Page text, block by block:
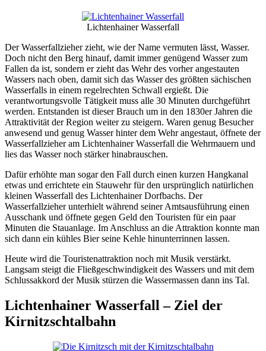
Lichtenhainer Wasserfall
Der Wasserfallzieher zieht, wie der Name vermuten lässt, Wasser.
Doch nicht den Berg hinauf, damit immer genügend Wasser zum
Fallen da ist, sondern er zieht das Wehr des vorher angestauten
Wassers nach oben, damit sich das Wasser des größten sächischen
Wasserfalls in einem regelrechten Schwall ergießt. Die
verantwortungsvolle Tätigkeit muss alle 30 Minuten durchgeführt
werden. Entstanden ist dieser Brauch um in den 1830er Jahren die
Attraktivität der Region weiter zu steigern. Waren genug Besucher
anwesend und genug Wasser hinter dem Wehr angestaut, öffnete der
Wasserfallzieher am Lichtenhainer Wasserfall die Wehrmauern und
lies das Wasser noch stärker hinabrauschen.
Dafür erhöhte man sogar den Fall durch einen kurzen Hangkanal
etwas und errichtete ein Stauwehr für den ursprünglich natürlichen
kleinen Wasserfall des Lichtenhainer Dorfbachs. Der
Wasserfallzieher unterhielt während seiner Amtsausführung einen
Ausschank und öffnete gegen Geld den Touristen für ein paar
Minuten die Stauanlage. Im Anschluss an die Attraktion konnte man
sich dann ein kühles Bier seine Kehle hinunterrinnen lassen.
Heute wird die Touristenattraktion noch mit Musik verstärkt.
Langsam steigt die Fließgeschwindigkeit des Wassers und mit dem
Schlussakkord der Musik stürzen die Wassermassen dann ins Tal.
Lichtenhainer Wasserfall – Ziel der
Kirnitzschtalbahn